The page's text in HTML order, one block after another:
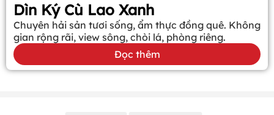
Dìn Ký Cù Lao Xanh
Chuyên hải sản tươi sống, ẩm thực đồng quê. Không
gian rộng rãi, view sông, chòi lá, phòng riêng.
Đọc thêm